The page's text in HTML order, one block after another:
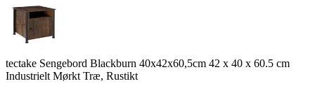
tectake Sengebord Blackburn 40x42x60,5cm 42 x 40 x 60.5 cm
Industrielt Mørkt Træ, Rustikt